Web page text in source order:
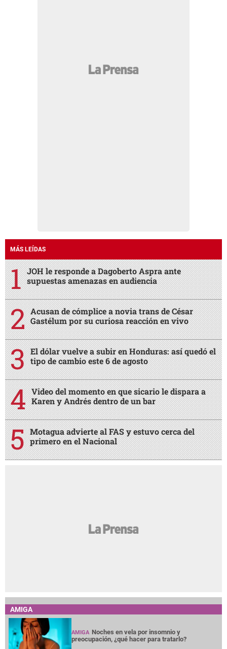
MÁS LEÍDAS
JOH le responde a Dagoberto Aspra ante
supuestas amenazas en audiencia
Acusan de cómplice a novia trans de César
Gastélum por su curiosa reacción en vivo
El dólar vuelve a subir en Honduras: así quedó el
tipo de cambio este 6 de agosto
Video del momento en que sicario le dispara a
Karen y Andrés dentro de un bar
Motagua advierte al FAS y estuvo cerca del
primero en el Nacional
AMIGA
AMIGA Noches en vela por insomnio y
preocupación, ¿qué hacer para tratarlo?